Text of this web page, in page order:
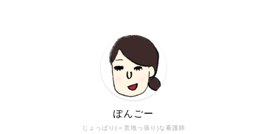
じょっぱり(＝意地っ張り)な看護師
ぽんごー